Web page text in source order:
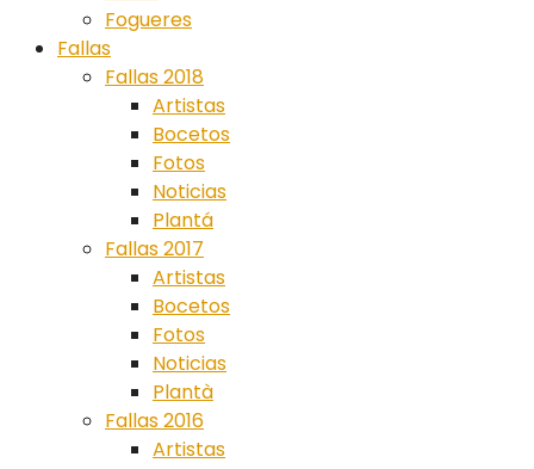
Fogueres
Fallas
Fallas 2018
Artistas
Bocetos
Fotos
Noticias
Plantá
Fallas 2017
Artistas
Bocetos
Fotos
Noticias
Plantà
Fallas 2016
Artistas